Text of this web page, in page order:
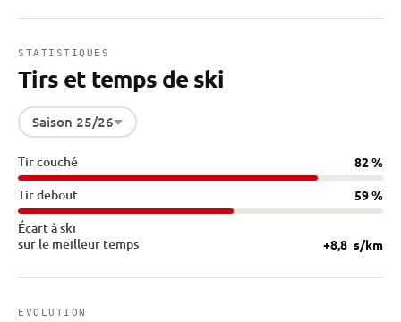
STATISTIQUES
Tirs et temps de ski
Saison 25/26
Tir couché 82 %
Tir debout 59 %
Écart à ski
sur le meilleur temps
+8,8 s/km
EVOLUTION